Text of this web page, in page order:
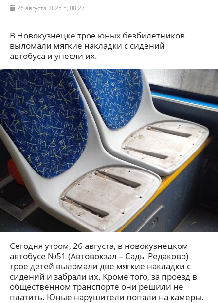
26 августа 2025 г., 08:27
В Новокузнецке трое юных безбилетников
выломали мягкие накладки с сидений
автобуса и унесли их.
Сегодня утром, 26 августа, в новокузнецком
автобусе №51 (Автовокзал – Сады Редаково)
трое детей выломали две мягкие накладки с
сидений и забрали их. Кроме того, за проезд в
общественном транспорте они решили не
платить. Юные нарушители попали на камеры.